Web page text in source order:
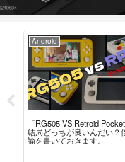
Android
「RG505 VS Retroid
結局どっちが良いんだい？
論を書いておきます。